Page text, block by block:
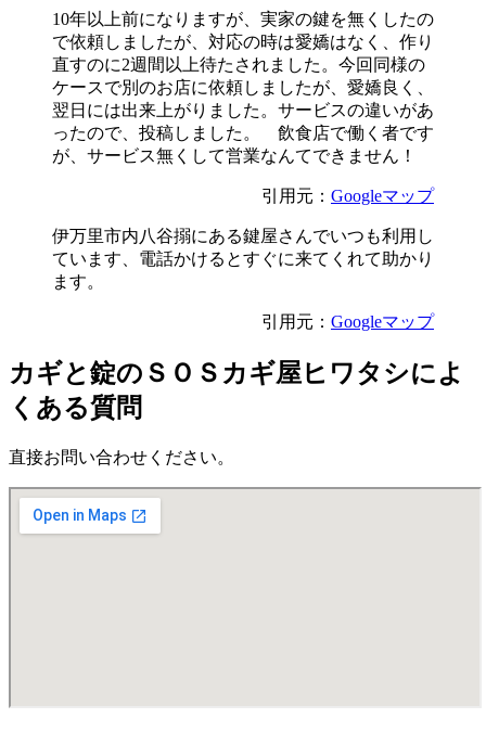
10年以上前になりますが、実家の鍵を無くしたの
で依頼しましたが、対応の時は愛嬌はなく、作り
直すのに2週間以上待たされました。今回同様の
ケースで別のお店に依頼しましたが、愛嬌良く、
翌日には出来上がりました。サービスの違いがあ
ったので、投稿しました。 飲食店で働く者です
が、サービス無くして営業なんてできません！
引用元： Googleマップ
伊万里市内八谷搦にある鍵屋さんでいつも利用し
ています、電話かけるとすぐに来てくれて助かり
ます。
引用元： Googleマップ
カギと錠のＳＯＳカギ屋ヒワタシによ
くある質問
直接お問い合わせください。